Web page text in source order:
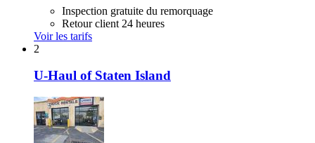
Inspection gratuite du remorquage
Retour client 24 heures
Voir les tarifs
2
U-Haul of Staten Island